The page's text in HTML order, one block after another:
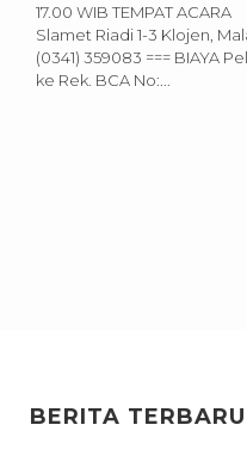
17.00 WIB TEMPAT
Slamet Riadi 1-3 Klojen,
(0341) 359083 === BIAYA
ke Rek. BCA No:...
BERITA TERBARU